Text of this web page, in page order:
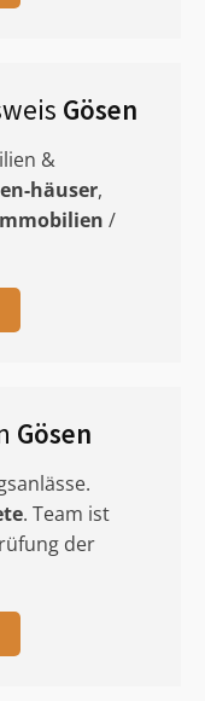
Gösen
&
häuser,
/
Gösen
. Team ist
der